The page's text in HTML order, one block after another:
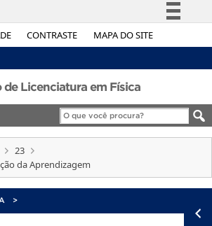
CONTRASTE MAPA DO SITE
Simplifique!
Legislação
Canais
de Licenciatura em Física
23
da Aprendizagem
>